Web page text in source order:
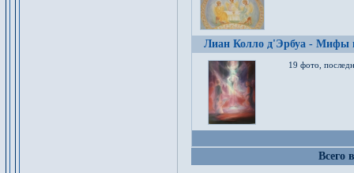
Лиан Колло д'Эрбуа - Мифы
19 фото,
Всего